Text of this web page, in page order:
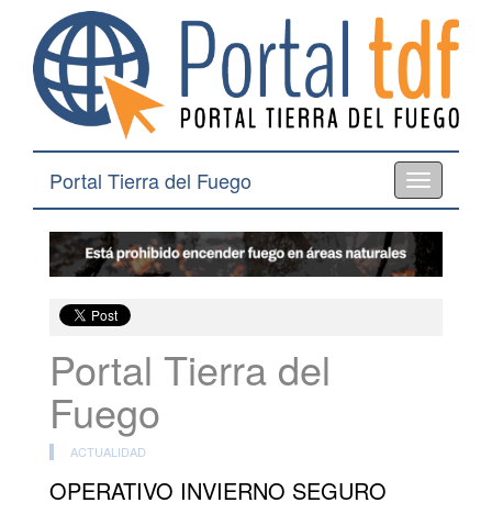
Toggle
navigation
Portal Tierra del Fuego
Portal Tierra del
Fuego
ACTUALIDAD
OPERATIVO INVIERNO SEGURO